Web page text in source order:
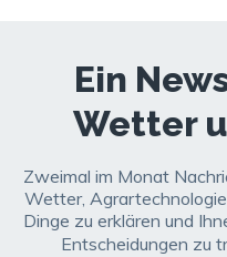
Ein
Wetter
Zweimal im Monat
Wetter,
Dinge zu erklären und
Entscheidungen zu